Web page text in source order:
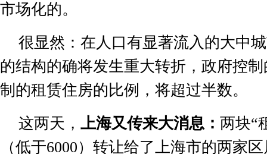
市场化的。
很显然：在人口有显著流入的大中
的结构的确将发生重大转折，政府控
制的租赁住房的比例，将超过半数。
这两天，上海又传来大消息：两块“
（低于6000）转让给了上海市的两家